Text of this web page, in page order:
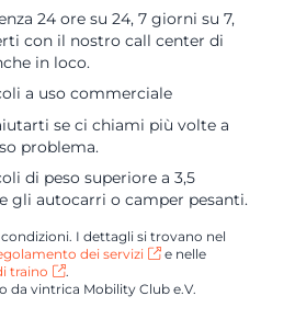
24 ore su 24, 7 giorni su 7,
con il nostro call center di
in loco.
a uso commerciale
se ci chiami più volte a
problema.
di peso superiore a 3,5
gli autocarri o camper pesanti.
I dettagli si trovano nel
dei servizi
e nelle
traino
.
da vintrica Mobility Club e.V.